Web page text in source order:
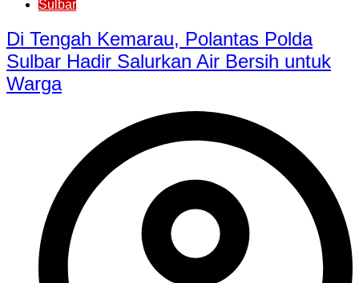
Sulbar
Di Tengah Kemarau, Polantas Polda
Sulbar Hadir Salurkan Air Bersih untuk
Warga